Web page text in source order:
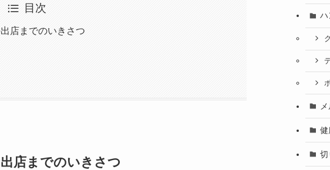
目次
店までのいきさつ
店までのいきさつ
ハ
健
切